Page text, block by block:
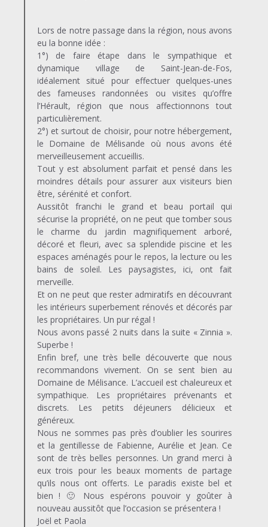
Lors de notre passage dans la région, nous avons
eu la bonne idée :
1°) de faire étape dans le sympathique et
dynamique village de Saint-Jean-de-Fos,
idéalement situé pour effectuer quelques-unes
des fameuses randonnées ou visites qu’offre
l’Hérault, région que nous affectionnons tout
particulièrement.
2°) et surtout de choisir, pour notre hébergement,
le Domaine de Mélisande où nous avons été
merveilleusement accueillis.
Tout y est absolument parfait et pensé dans les
moindres détails pour assurer aux visiteurs bien
être, sérénité et confort.
Aussitôt franchi le grand et beau portail qui
sécurise la propriété, on ne peut que tomber sous
le charme du jardin magnifiquement arboré,
décoré et fleuri, avec sa splendide piscine et les
espaces aménagés pour le repos, la lecture ou les
bains de soleil. Les paysagistes, ici, ont fait
merveille.
Et on ne peut que rester admiratifs en découvrant
les intérieurs superbement rénovés et décorés par
les propriétaires. Un pur régal !
Nous avons passé 2 nuits dans la suite « Zinnia ».
Superbe !
Enfin bref, une très belle découverte que nous
recommandons vivement. On se sent bien au
Domaine de Mélisance. L’accueil est chaleureux et
sympathique. Les propriétaires prévenants et
discrets. Les petits déjeuners délicieux et
généreux.
Nous ne sommes pas près d’oublier les sourires
et la gentillesse de Fabienne, Aurélie et Jean. Ce
sont de très belles personnes. Un grand merci à
eux trois pour les beaux moments de partage
qu’ils nous ont offerts. Le paradis existe bel et
bien ! 🙂 Nous espérons pouvoir y goûter à
nouveau aussitôt que l’occasion se présentera !
Joël et Paola